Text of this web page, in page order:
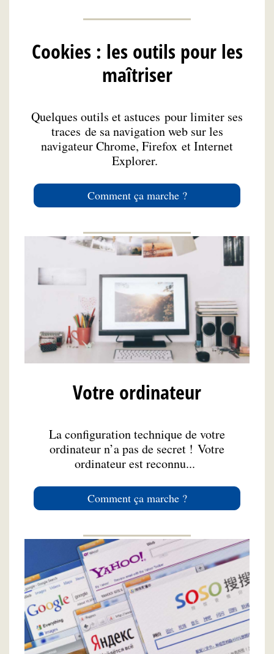
Cookies : les outils pour les
maîtriser
Quelques outils et astuces pour limiter ses
traces de sa navigation web sur les
navigateur Chrome, Firefox et Internet
Explorer.
Comment ça marche ?
Votre ordinateur
La configuration technique de votre
ordinateur n’a pas de secret ! Votre
ordinateur est reconnu...
Comment ça marche ?